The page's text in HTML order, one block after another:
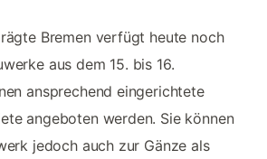
Bremen verfügt heute noch
aus dem 15. bis 16.
ansprechend eingerichtete
angeboten werden. Sie können
jedoch auch zur Gänze als